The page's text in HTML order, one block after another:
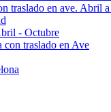
traslado en ave. Abril
- Octubre
traslado en Ave